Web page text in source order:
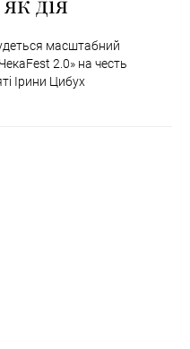
масштабний
2.0» на честь
Ірини Цибух